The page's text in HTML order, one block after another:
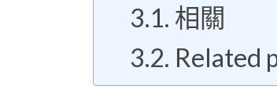
相關
Related